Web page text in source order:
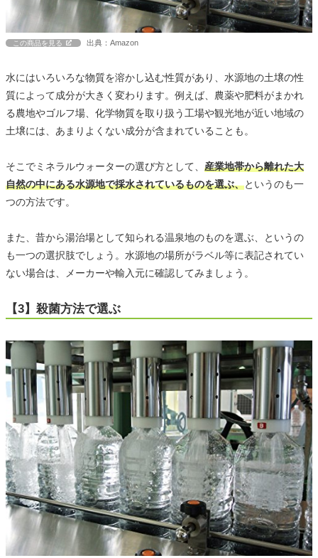
この商品を見る 出典：Amazon
水にはいろいろな物質を溶かし込む性質があり、水源地の土壌の性
質によって成分が大きく変わります。例えば、農薬や肥料がまかれ
る農地やゴルフ場、化学物質を取り扱う工場や観光地が近い地域の
土壌には、あまりよくない成分が含まれていることも。
そこでミネラルウォーターの選び方として、 産業地帯から離れた大
自然の中にある水源地で採水されているものを選ぶ、というのも一
つの方法です。
また、昔から湯治場として知られる温泉地のものを選ぶ、というの
も一つの選択肢でしょう。水源地の場所がラベル等に表記されてい
ない場合は、メーカーや輸入元に確認してみましょう。
【3】殺菌方法で選ぶ